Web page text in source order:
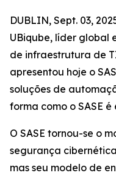
DUBLIN, Sept. 03,
UBiqube, líder global
de infraestrutura de
apresentou hoje o
soluções de
forma como o SASE
O SASE tornou-se o
segurança
mas seu modelo de